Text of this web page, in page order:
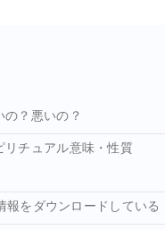
の？悪いの？
リチュアル意味・性質
をダウンロードしている